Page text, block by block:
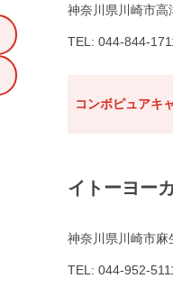
神奈川県川崎市
TEL: 044-844-
コンボピュアキ
イトーヨー
神奈川県川崎市麻
TEL: 044-952-